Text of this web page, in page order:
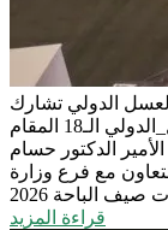
الدولي تشارك
أمانة الباحة بركن تعريفي في #مهرجان_العسل_الدولي الـ18 المقام
الدكتور حسام
مع فرع وزارة
قراءة المزيد